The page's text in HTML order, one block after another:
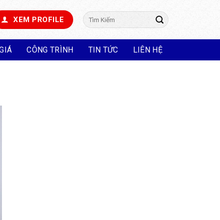
XEM PROFILE
Tìm
kiếm:
CÔNG TRÌNH TIN TỨC LIÊN HỆ